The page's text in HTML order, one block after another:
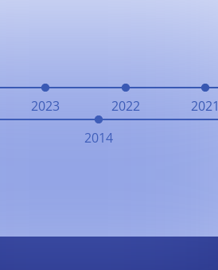
2023 2022 2021
2014